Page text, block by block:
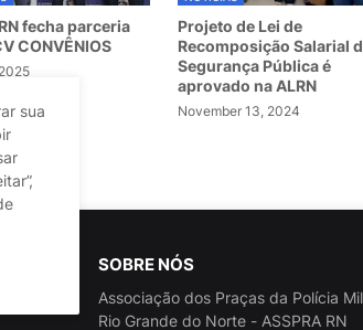
fecha parceria
CONVÊNIOS
Projeto de Lei de
Recomposição Salarial
Segurança Pública é
aprovado na ALRN
November 13, 2024
Anterior
SOBRE NÓS
Associação dos Praças da Polícia
Rio Grande do Norte - ASSPRA RN
sua